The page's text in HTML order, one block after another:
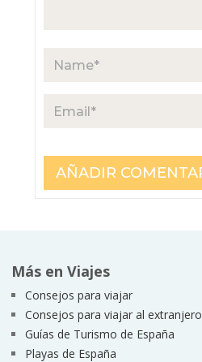
Más en Viajes
Consejos para viajar
Consejos para viajar al extranjero
Guías de Turismo de España
Playas de España